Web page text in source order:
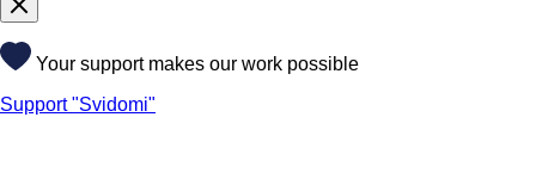
Your support makes our work possible
Support "Svidomi"